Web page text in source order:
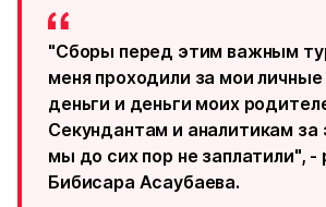
"Сборы перед этим важным
меня проходили за мои
деньги и деньги моих
Секундантам и аналитикам за
мы до сих пор не заплатили", -
Бибисара Асаубаева.